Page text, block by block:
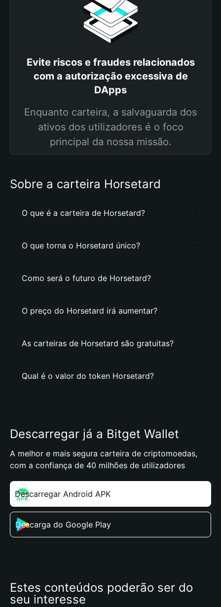
Evite riscos e fraudes relacionados
com a autorização excessiva de
DApps
Enquanto carteira, a salvaguarda dos
ativos dos utilizadores é o foco
principal da nossa missão.
Sobre a carteira Horsetard
O que é a carteira de Horsetard?
O que torna o Horsetard único?
Como será o futuro de Horsetard?
O preço do Horsetard irá aumentar?
As carteiras de Horsetard são gratuitas?
Qual é o valor do token Horsetard?
Descarregar já a Bitget Wallet
A melhor e mais segura carteira de criptomoedas,
com a confiança de 40 milhões de utilizadores
Descarregar Android APK
Descarga do Google Play
Estes conteúdos poderão ser do
seu interesse